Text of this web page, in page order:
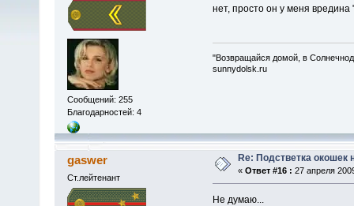
Сообщений: 255
Благодарностей: 4
нет, просто он у меня
"Возвращайся домой, в
sunnydolsk.ru
gaswer
Ст.лейтенант
Re: Подстветка окошек
« Ответ #16 : 27 апреля
Не думаю...